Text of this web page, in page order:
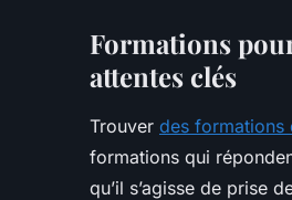
Formations
attentes clés
Trouver des formations
formations qui
qu’il s’agisse de prise